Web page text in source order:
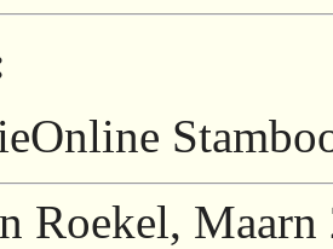
Roekel, Maarn